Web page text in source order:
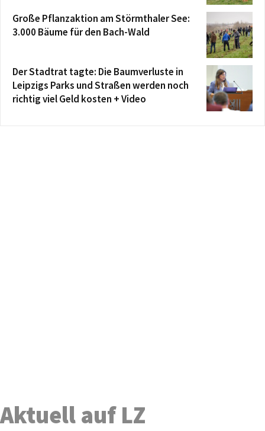
Große Pflanzaktion am Störmthaler See:
3.000 Bäume für den Bach-Wald
Der Stadtrat tagte: Die Baumverluste in
Leipzigs Parks und Straßen werden noch
richtig viel Geld kosten + Video
Aktuell auf LZ